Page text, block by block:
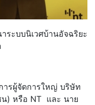
ะบบนิเวศบ้านอัจฉริยะ
รผู้จัดการใหญ่ บริษัท
) หรือ NT และ นาย